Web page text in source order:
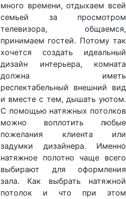
много времени, отдыхаем всей
семьей за просмотром
телевизора, общаемся,
принимаем гостей. Потому так
хочется создать идеальный
дизайн интерьера, комната
должна иметь
респектабельный внешний вид
и вместе с тем, дышать уютом.
С помощью натяжных потолков
можно воплотить любые
пожелания клиента или
задумки дизайнера. Именно
натяжное полотно чаще всего
выбирают для оформления
зала. Как выбрать натяжной
потолок и что при этом